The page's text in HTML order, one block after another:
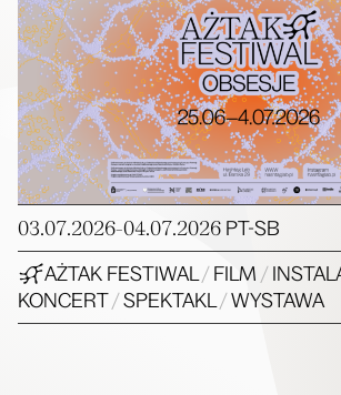
03.07.2026-04.07.2026 PT-SB
AŻTAK FESTIWAL/ FILM /
KONCERT/ SPEKTAKL/ WYSTAWA